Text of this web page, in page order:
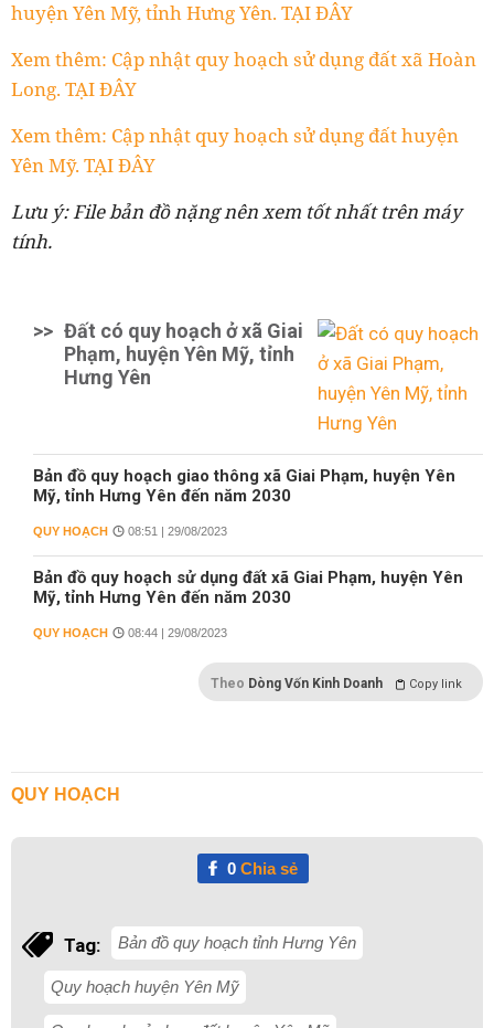
huyện Yên Mỹ, tỉnh Hưng Yên. TẠI ĐÂY
Xem thêm: Cập nhật quy hoạch sử dụng đất xã Hoàn
Long. TẠI ĐÂY
Xem thêm: Cập nhật quy hoạch sử dụng đất huyện
Yên Mỹ. TẠI ĐÂY
Lưu ý: File bản đồ nặng nên xem tốt nhất trên máy
tính.
>> Đất có quy hoạch ở xã Giai
Phạm, huyện Yên Mỹ, tỉnh
Hưng Yên
Bản đồ quy hoạch giao thông xã Giai Phạm, huyện Yên
Mỹ, tỉnh Hưng Yên đến năm 2030
QUY HOẠCH 08:51 | 29/08/2023
Bản đồ quy hoạch sử dụng đất xã Giai Phạm, huyện Yên
Mỹ, tỉnh Hưng Yên đến năm 2030
QUY HOẠCH 08:44 | 29/08/2023
Theo Dòng Vốn Kinh Doanh Copy link
QUY HOẠCH
0Chia sẻ
Tag: Bản đồ quy hoạch tỉnh Hưng Yên
Quy hoạch huyện Yên Mỹ